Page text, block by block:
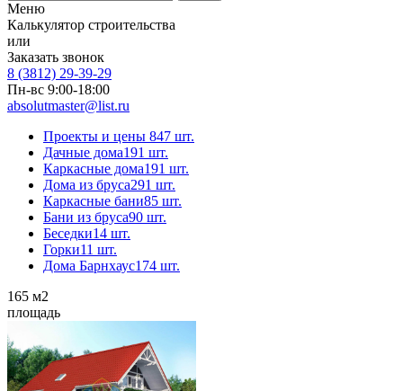
Меню
Калькулятор строительства
или
Заказать звонок
8 (3812) 29-39-29
Пн-вс 9:00-18:00
absolutmaster@list.ru
Проекты и цены 847 шт.
Дачные дома191 шт.
Каркасные дома191 шт.
Дома из бруса291 шт.
Каркасные бани85 шт.
Бани из бруса90 шт.
Беседки14 шт.
Горки11 шт.
Дома Барнхаус174 шт.
165 м2
площадь